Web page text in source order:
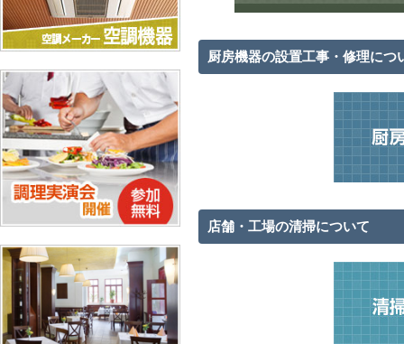
厨房機器の設置工事・修理につ
店舗・工場の清掃について